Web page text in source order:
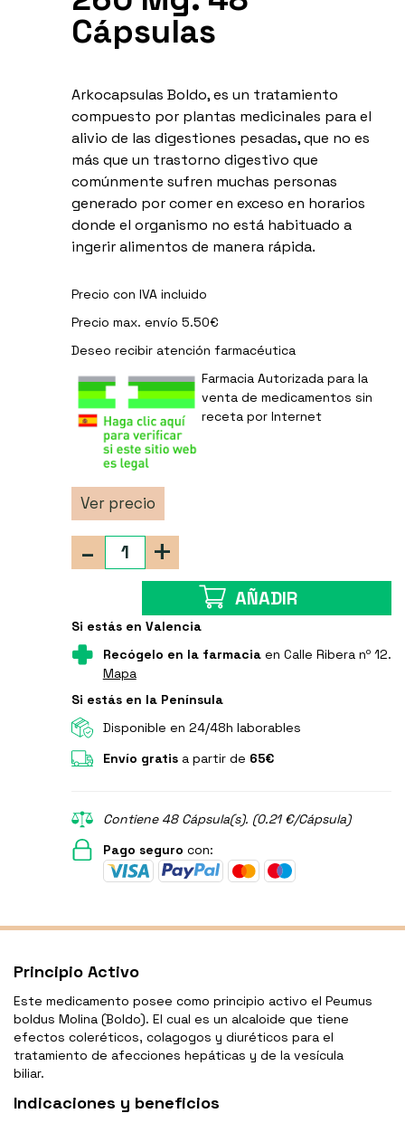
Cápsulas
Arkocapsulas Boldo, es un tratamiento
compuesto por plantas medicinales para el
alivio de las digestiones pesadas, que no es
más que un trastorno digestivo que
comúnmente sufren muchas personas
generado por comer en exceso en horarios
donde el organismo no está habituado a
ingerir alimentos de manera rápida.
Precio con IVA incluido
Precio max. envío 5.50€
Deseo recibir atención farmacéutica
Farmacia Autorizada para la
venta de medicamentos sin
receta por Internet
Ver precio
+
-
AÑADIR
Si estás en Valencia
Recógelo en la farmaciaen Calle Ribera nº 12.
Mapa
Si estás en la Península
Disponible en 24/48h laborables
Envío gratisa partir de 65€
Contiene 48 Cápsula(s). (0.21 €/Cápsula)
Pago seguro con:
Principio Activo
Este medicamento posee como principio activo el Peumus
boldus Molina (Boldo). El cual es un alcaloide que tiene
efectos coleréticos, colagogos y diuréticos para el
tratamiento de afecciones hepáticas y de la vesícula
biliar.
Indicaciones y beneficios